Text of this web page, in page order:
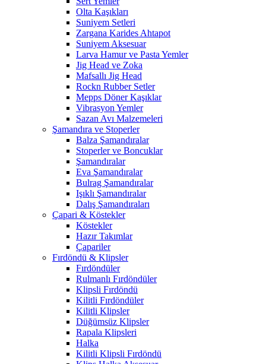
Olta Kaşıkları
Suniyem Setleri
Zargana Karides Ahtapot
Suniyem Aksesuar
Larva Hamur ve Pasta Yemler
Jig Head ve Zoka
Mafsallı Jig Head
Rockn Rubber Setler
Mepps Döner Kaşıklar
Vibrasyon Yemler
Sazan Avı Malzemeleri
Şamandıra ve Stoperler
Balza Şamandıralar
Stoperler ve Boncuklar
Şamandıralar
Eva Şamandıralar
Bulrag Şamandıralar
Işıklı Şamandıralar
Dalış Şamandıraları
Çapari & Köstekler
Köstekler
Hazır Takımlar
Çapariler
Fırdöndü & Klipsler
Fırdöndüler
Rulmanlı Fırdöndüler
Klipsli Fırdöndü
Kilitli Fırdöndüler
Kilitli Klipsler
Düğümsüz Klipsler
Rapala Klipsleri
Halka
Kilitli Klipsli Fırdöndü